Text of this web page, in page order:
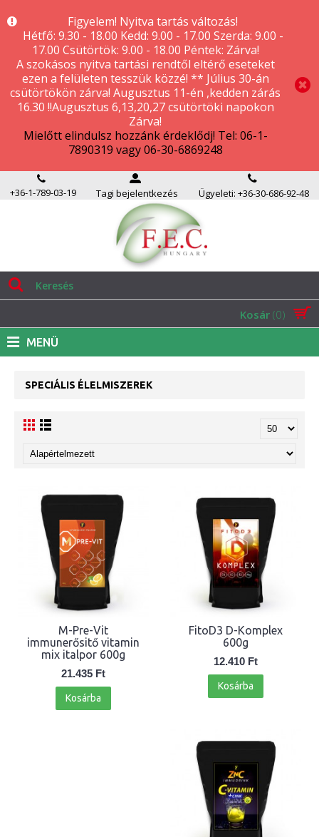
Figyelem! Nyitva tartás változás!
Hétfő: 9.30 - 18.00 Kedd: 9.00 - 17.00 Szerda: 9.00 -
17.00 Csütörtök: 9.00 - 18.00 Péntek: Zárva!
A szokásos nyitva tartási rendtől eltérő eseteket
ezen a felületen tesszük közzé! ** Július 30-án
csütörtökön zárva! Augusztus 11-én ,kedden zárás
16.30 !!Augusztus 6,13,20,27 csütörtöki napokon
Zárva!
Mielőtt elindulsz hozzánk érdeklődj! Tel: 06-1-
7890319 vagy 06-30-6869248
+36-1-789-03-19 Tagi bejelentkezés Ügyeleti: +36-30-686-92-48
Kosár (0)
MENÜ
SPECIÁLIS ÉLELMISZEREK
M-Pre-Vit
immunerősitő vitamin
mix italpor 600g
21.435 Ft
Kosárba
FitoD3 D-Komplex
600g
12.410 Ft
Kosárba